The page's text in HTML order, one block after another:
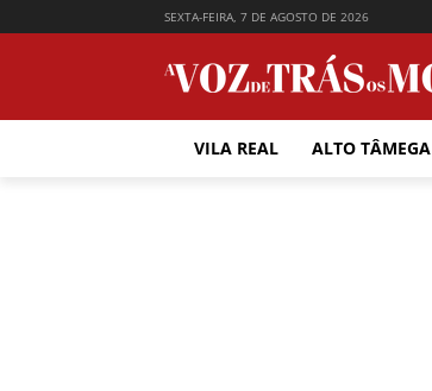
SEXTA-FEIRA, 7 DE AGOSTO DE 2026
VILA REAL ALTO TÂMEGA